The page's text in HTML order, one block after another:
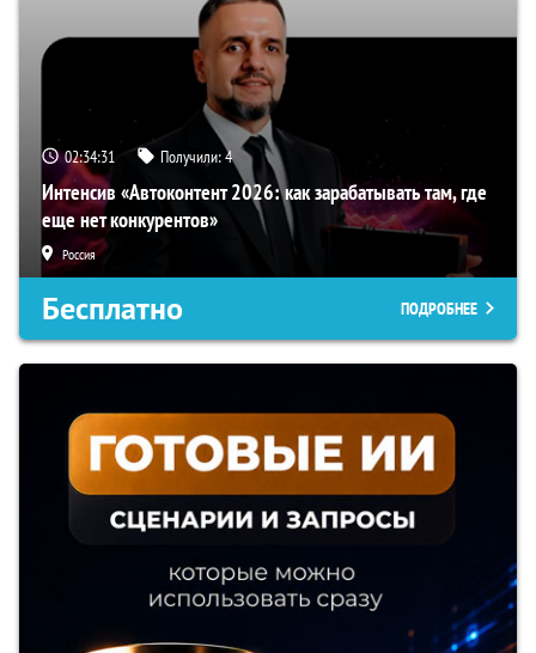
02:34:30 Получили:4
Интенсив «Автоконтент 2026: как зарабатывать там, где
еще нет конкурентов»
Россия
Бесплатно ПОДРОБНЕЕ